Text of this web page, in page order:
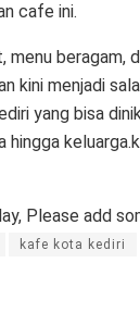
cafe ini.
menu beragam,
kini menjadi
yang bisa
hingga
Please add
kafe kota kediri